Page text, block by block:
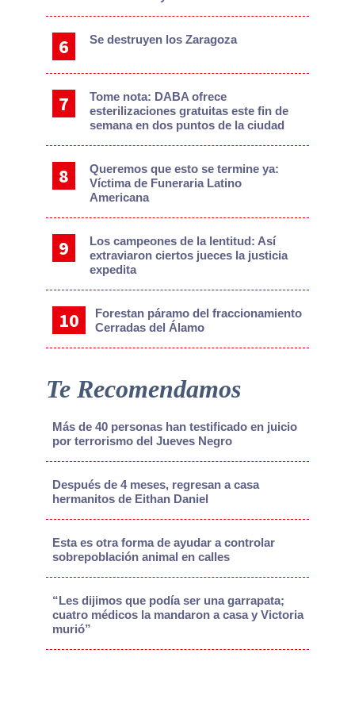
Se destruyen los Zaragoza
Tome nota: DABA ofrece
esterilizaciones gratuitas este fin de
semana en dos puntos de la ciudad
Queremos que esto se termine ya:
Víctima de Funeraria Latino
Americana
Los campeones de la lentitud: Así
extraviaron ciertos jueces la justicia
expedita
Forestan páramo del fraccionamiento
Cerradas del Álamo
Te Recomendamos
Más de 40 personas han testificado en juicio
por terrorismo del Jueves Negro
Después de 4 meses, regresan a casa
hermanitos de Eithan Daniel
Esta es otra forma de ayudar a controlar
sobrepoblación animal en calles
“Les dijimos que podía ser una garrapata;
cuatro médicos la mandaron a casa y Victoria
murió”